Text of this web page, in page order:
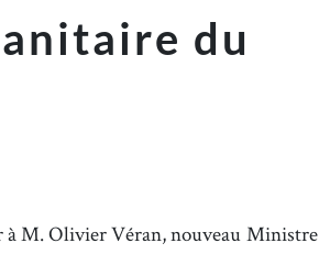
du
à M. Olivier Véran, nouveau Ministre